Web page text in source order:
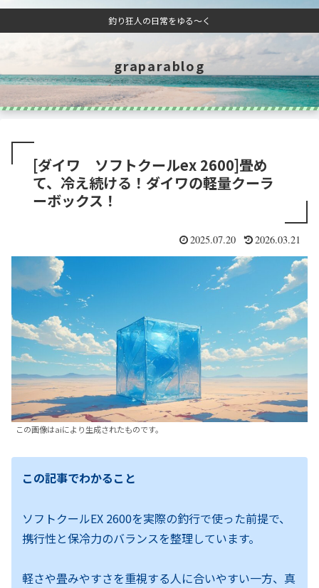
釣り狂人の日常をゆる～く
graparablog
[ダイワ ソフトクールex 2600]畳め
て、冷え続ける！ダイワの軽量クーラ
ーボックス！
2025.07.20 2026.03.21
この画像はaiにより生成されたものです。
この記事でわかること
ソフトクールEX 2600を実際の釣行で使った前提で、
携行性と保冷力のバランスを整理しています。
軽さや畳みやすさを重視する人に合いやすい一方、真